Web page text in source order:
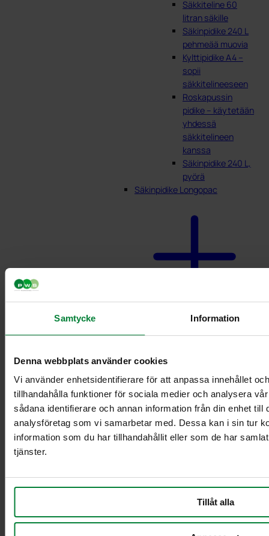
Samtycke Information
Denna webbplats använder cookies
Vi använder enhetsidentifierare för att anpassa innehållet
tillhandahålla funktioner för sociala medier och analysera
sådana identifierare och annan information från din enhet
analysföretag som vi samarbetar med. Dessa kan i sin tur
information som du har tillhandahållit eller som de har
tjänster.
Tillåt alla
Säkkiteline 60
litran säkille
Säkinpidike 240 L
pehmeää muovia
Kylttipidike A4 –
sopii
säkkitelineeseen
Roskapussin
pidike – käytetään
yhdessä
säkkitelineen
kanssa
Säkinpidike 240 L,
pyörä
Säkinpidike Longopac
Levy Bio-kasetin
mini-telineeseen
Säkinpidike Midi
Dynamic FZB
Säkinpidike Midi
Dynamic FZB
Säkinpidike Mini
FZB